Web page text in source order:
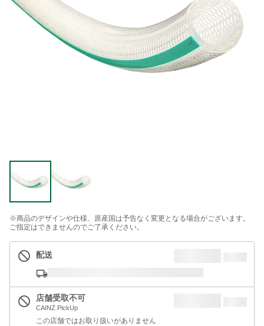
※商品のデザインや仕様、原産国は予告なく変更となる場合がございます。
ご指定はできませんのでご了承ください。
配送
店舗受取不可
CAINZ PickUp
この店舗ではお取り扱いがありません